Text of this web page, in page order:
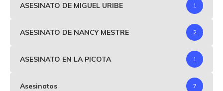
ASESINATO DE MIGUEL URIBE 1
ASESINATO DE NANCY MESTRE 2
ASESINATO EN LA PICOTA 1
Asesinatos 7